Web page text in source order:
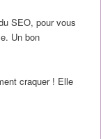
SEO, pour vous
Un bon
craquer ! Elle